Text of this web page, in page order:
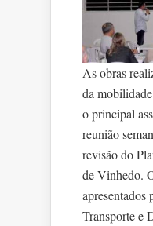
As obras
da
o principal
reunião
revisão do
de Vinhedo.
apresentados
Transporte e